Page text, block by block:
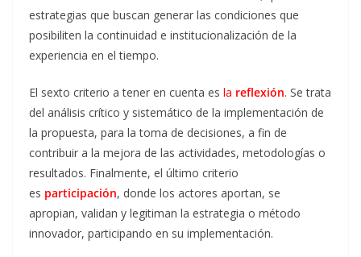
estrategias que buscan generar las condiciones que
posibiliten la continuidad e institucionalización de la
experiencia en el tiempo.
El sexto criterio a tener en cuenta es la reflexión. Se trata
del análisis crítico y sistemático de la implementación de
la propuesta, para la toma de decisiones, a fin de
contribuir a la mejora de las actividades, metodologías o
resultados. Finalmente, el último criterio
es participación, donde los actores aportan, se
apropian, validan y legitiman la estrategia o método
innovador, participando en su implementación.